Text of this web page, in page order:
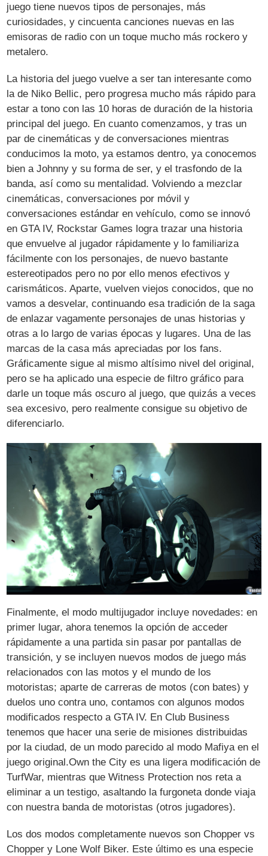
juego tiene nuevos tipos de personajes, más
curiosidades, y cincuenta canciones nuevas en las
emisoras de radio con un toque mucho más rockero y
metalero.
La historia del juego vuelve a ser tan interesante como
la de Niko Bellic, pero progresa mucho más rápido para
estar a tono con las 10 horas de duración de la historia
principal del juego. En cuanto comenzamos, y tras un
par de cinemáticas y de conversaciones mientras
conducimos la moto, ya estamos dentro, ya conocemos
bien a Johnny y su forma de ser, y el trasfondo de la
banda, así como su mentalidad. Volviendo a mezclar
cinemáticas, conversaciones por móvil y
conversaciones estándar en vehículo, como se innovó
en GTA IV, Rockstar Games logra trazar una historia
que envuelve al jugador rápidamente y lo familiariza
fácilmente con los personajes, de nuevo bastante
estereotipados pero no por ello menos efectivos y
carismáticos. Aparte, vuelven viejos conocidos, que no
vamos a desvelar, continuando esa tradición de la saga
de enlazar vagamente personajes de unas historias y
otras a lo largo de varias épocas y lugares. Una de las
marcas de la casa más apreciadas por los fans.
Gráficamente sigue al mismo altísimo nivel del original,
pero se ha aplicado una especie de filtro gráfico para
darle un toque más oscuro al juego, que quizás a veces
sea excesivo, pero realmente consigue su objetivo de
diferenciarlo.
Finalmente, el modo multijugador incluye novedades: en
primer lugar, ahora tenemos la opción de acceder
rápidamente a una partida sin pasar por pantallas de
transición, y se incluyen nuevos modos de juego más
relacionados con las motos y el mundo de los
motoristas; aparte de carreras de motos (con bates) y
duelos uno contra uno, contamos con algunos modos
modificados respecto a GTA IV. En Club Business
tenemos que hacer una serie de misiones distribuidas
por la ciudad, de un modo parecido al modo Mafiya en el
juego original.Own the City es una ligera modificación de
TurfWar, mientras que Witness Protection nos reta a
eliminar a un testigo, asaltando la furgoneta donde viaja
con nuestra banda de motoristas (otros jugadores).
Los dos modos completamente nuevos son Chopper vs
Chopper y Lone Wolf Biker. Este último es una especie